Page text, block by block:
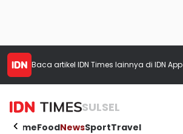
Baca artikel IDN Times lainnya di IDN App
SULSEL
HomeFoodNewsSportTravel